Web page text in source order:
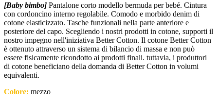
[Baby bimbo] Pantalone corto modello bermuda per bebé. Cintura
con cordoncino interno regolabile. Comodo e morbido denim di
cotone elasticizzato. Tasche funzionali nella parte anteriore e
posteriore del capo. Scegliendo i nostri prodotti in cotone, supporti il
nostro impegno nell'iniziativa Better Cotton. Il cotone Better Cotton
è ottenuto attraverso un sistema di bilancio di massa e non può
essere fisicamente ricondotto ai prodotti finali. tuttavia, i produttori
di cotone beneficiano della domanda di Better Cotton in volumi
equivalenti.
Colore: mezzo